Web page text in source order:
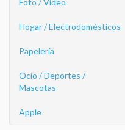
Foto / Video
Hogar / Electrodomésticos
Papelería
Ocio / Deportes /
Mascotas
Apple